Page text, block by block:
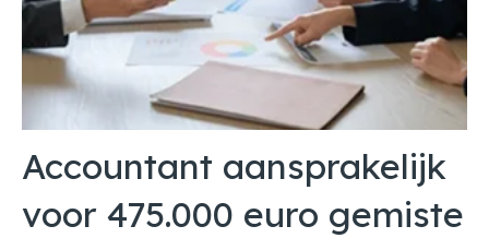
Accountant aansprakelijk
voor 475.000 euro gemiste